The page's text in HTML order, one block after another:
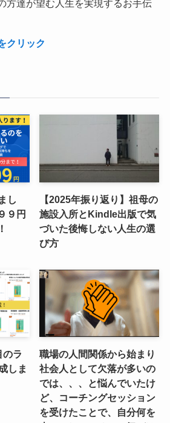
方達が望む人生を実現するお手伝
クリック
し
９円
【2025年振り返り】祖母の
施設入所とKindle出版で気
づいた後悔しない人生の選
び方
のラ
しま
職場の人間関係から始まり
社会人として欠落が多いの
では、、、と悩んでいたけ
ど、コーチングセッション
を受けたことで、自分何を